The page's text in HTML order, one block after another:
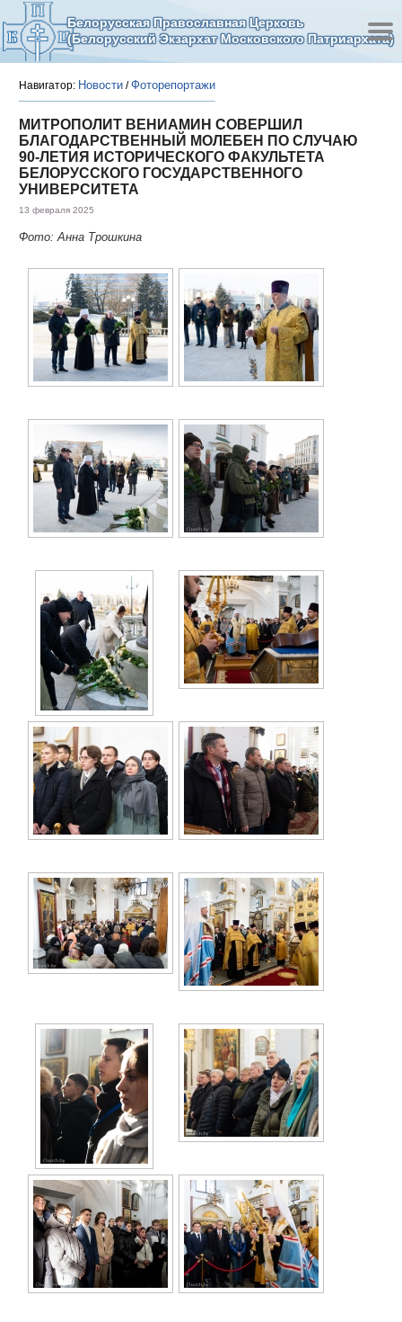
Белорусская Православная Церковь
(Белорусский Экзархат Московского Патриархата)
Навигатор: Новости /Фоторепортажи
МИТРОПОЛИТ ВЕНИАМИН СОВЕРШИЛ
БЛАГОДАРСТВЕННЫЙ МОЛЕБЕН ПО СЛУЧАЮ
90-ЛЕТИЯ ИСТОРИЧЕСКОГО ФАКУЛЬТЕТА
БЕЛОРУССКОГО ГОСУДАРСТВЕННОГО
УНИВЕРСИТЕТА
13 февраля 2025
Фото: Анна Трошкина